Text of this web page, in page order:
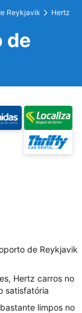
Reykjavik Hertz
de
de Reykjavik
Hertz carros no
satisfatória
limpos no